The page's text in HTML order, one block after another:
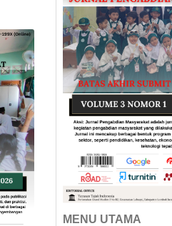
MENU UTAMA